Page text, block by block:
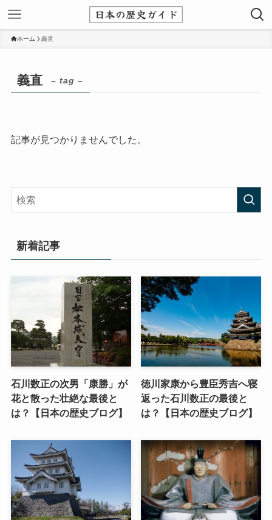
ホーム 義直
義直 – tag –
記事が見つかりませんでした。
新着記事
石川数正の次男「康勝」が
花と散った壮絶な最後と
は？【日本の歴史ブログ】
徳川家康から豊臣秀吉へ寝
返った石川数正の最後と
は？【日本の歴史ブログ】